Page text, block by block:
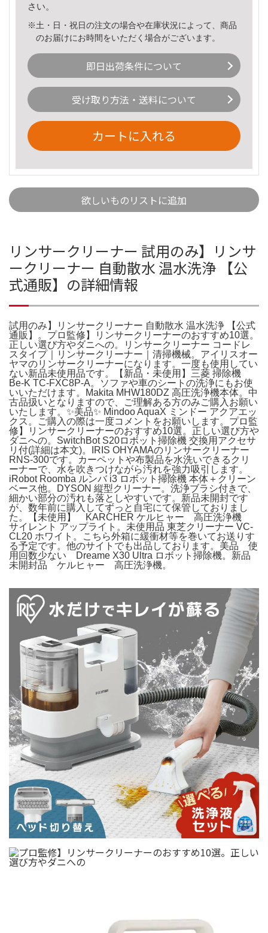
さい。
※土・日・祝日の注文の場合や在庫状況によって、商品
のお届けにお時間をいただく場合がございます。
即日出荷条件について
受け取り方法・送料について
カートに入れる
欲しいものリストに追加
リンサークリーナー 試用のみ】リンサ
ークリーナー 自動散水 温水洗浄 【公
式通販】の詳細情報
試用のみ】リンサークリーナー 自動散水 温水洗浄 【公式
通販】。プロ監修】リンサークリーナーのおすすめ10選。
正しい選び方やダニへの。リンサークリーナー コードレ
スタイプ｜リンサークリーナー｜清掃機械。アイリスオー
ヤマのリンサークリーナーになります。一度も使用してい
ない新品未使用品です。【新品・未使用】三菱 掃除機
Be-K TC-FXC8P-A。ソファや車のシートの洗浄にもお使
いいただけます。Makita MHW180DZ 高圧洗浄機本体。中
古品扱いとなりますので、ご理解ある方のみご購入お願い
いたします。✨美品✨ Mindoo AquaX ミンドー アクアエッ
クス。ご購入の際は一度コメントをお願いします。プロ監
修】リンサークリーナーのおすすめ10選。正しい選び方や
ダニへの。SwitchBot S20ロボット掃除機 交換用アクセサ
リ付(詳細は本文)。IRIS OHYAMAのリンサークリーナー
RNS-300です。カーペットや布製品を水洗いできるクリ
ーナーで、水を吹きつけながら汚れを強力吸引します。
iRobot Roomba ルンバ i3 ロボット掃除機 本体＋クリーン
ベース他。DYSON 縦型クリーナー。洗浄ブラシ付きで、
細かい部分の汚れも落としやすいです。新品未開封です
が、数年前に購入してずっと自宅にて保管しておりまし
た。【未使用】 KARCHER ケルヒャー 高圧洗浄機
サイレント アップライト。未使用品 東芝クリーナー VC-
CL20 ホワイト。こちら外箱に緩衝材等を巻いてお送りす
る予定です。他のサイトでも出品しております。美品 使
用回数少ない Dreame X30 Ultra ロボット掃除機。新品
未開封品 ケルヒャー 高圧洗浄機。